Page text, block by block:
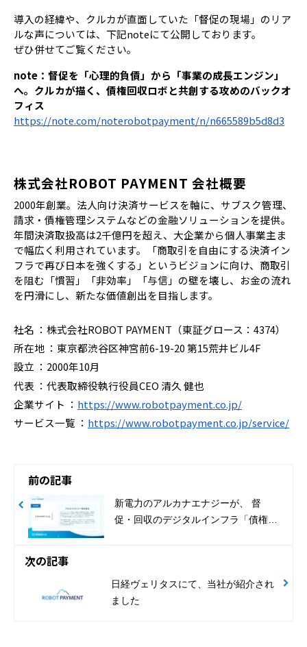
導入の経緯や、クルカが直面していた「督促の現場」のリア
ルな声については、下記noteにて公開しております。
ぜひ併せてご覧ください。
note：督促を「心理的負債」から「事業の成長エンジン」
へ。クルカが描く、債権回収ロボと共創する攻めのバックオ
フィス
https://note.com/noterobotpayment/n/n665589b5d8d3
株式会社ROBOT PAYMENT 会社概要
2000年創業。法人向け決済サービスを軸に、サブスク管理、
請求・債権管理システムなどの金融ソリューションを提供。
年間決済取扱高は2千億円を超え、大企業から個人事業主ま
で幅広く利用されています。「商取引を自由にする決済イン
フラで再び日本を強くする」というビジョンに向け、商取引
を阻む「慣習」「非効率」「与信」の壁を壊し、お金の流れ
を円滑にし、新たな価値創出を目指します。
社名 ：株式会社ROBOT PAYMENT（東証グロース：4374）
所在地 ：東京都渋谷区神宮前6-19-20 第15荒井ビル4F
設立 ：2000年10月
代表 ：代表取締役執行役員CEO 清久 健也
企業サイト ： https://www.robotpayment.co.jp/
サービス一覧 ： https://www.robotpayment.co.jp/service/
前の記事
新電力のアルカナエナジーが、 督
促・回収のデジタルインフラ「債権回
次の記事
日経ヴェリタスにて、当社が紹介され
ました